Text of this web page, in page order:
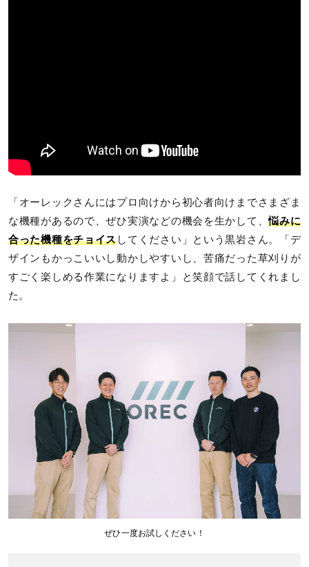
「オーレックさんにはプロ向けから初心者向けまでさまざま
な機種があるので、ぜひ実演などの機会を生かして、悩みに
合った機種をチョイスしてください」という黒岩さん。「デ
ザインもかっこいいし動かしやすいし、苦痛だった草刈りが
すごく楽しめる作業になりますよ」と笑顔で話してくれまし
た。
ぜひ一度お試しください！